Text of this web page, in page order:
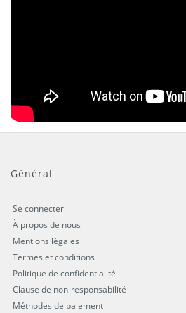
Général
Se connecter
À propos de nous
Mentions légales
Termes et conditions
Politique de confidentialité
Clause de non-responsabilité
Méthodes de paiement